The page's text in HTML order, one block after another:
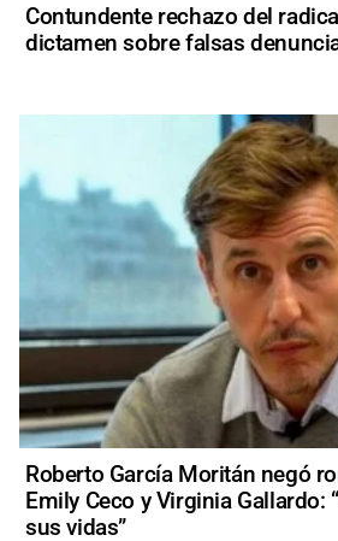
Contundente rechazo del
dictamen sobre falsas
Roberto García Moritán negó
Emily Ceco y Virginia Gallardo:
sus vidas”